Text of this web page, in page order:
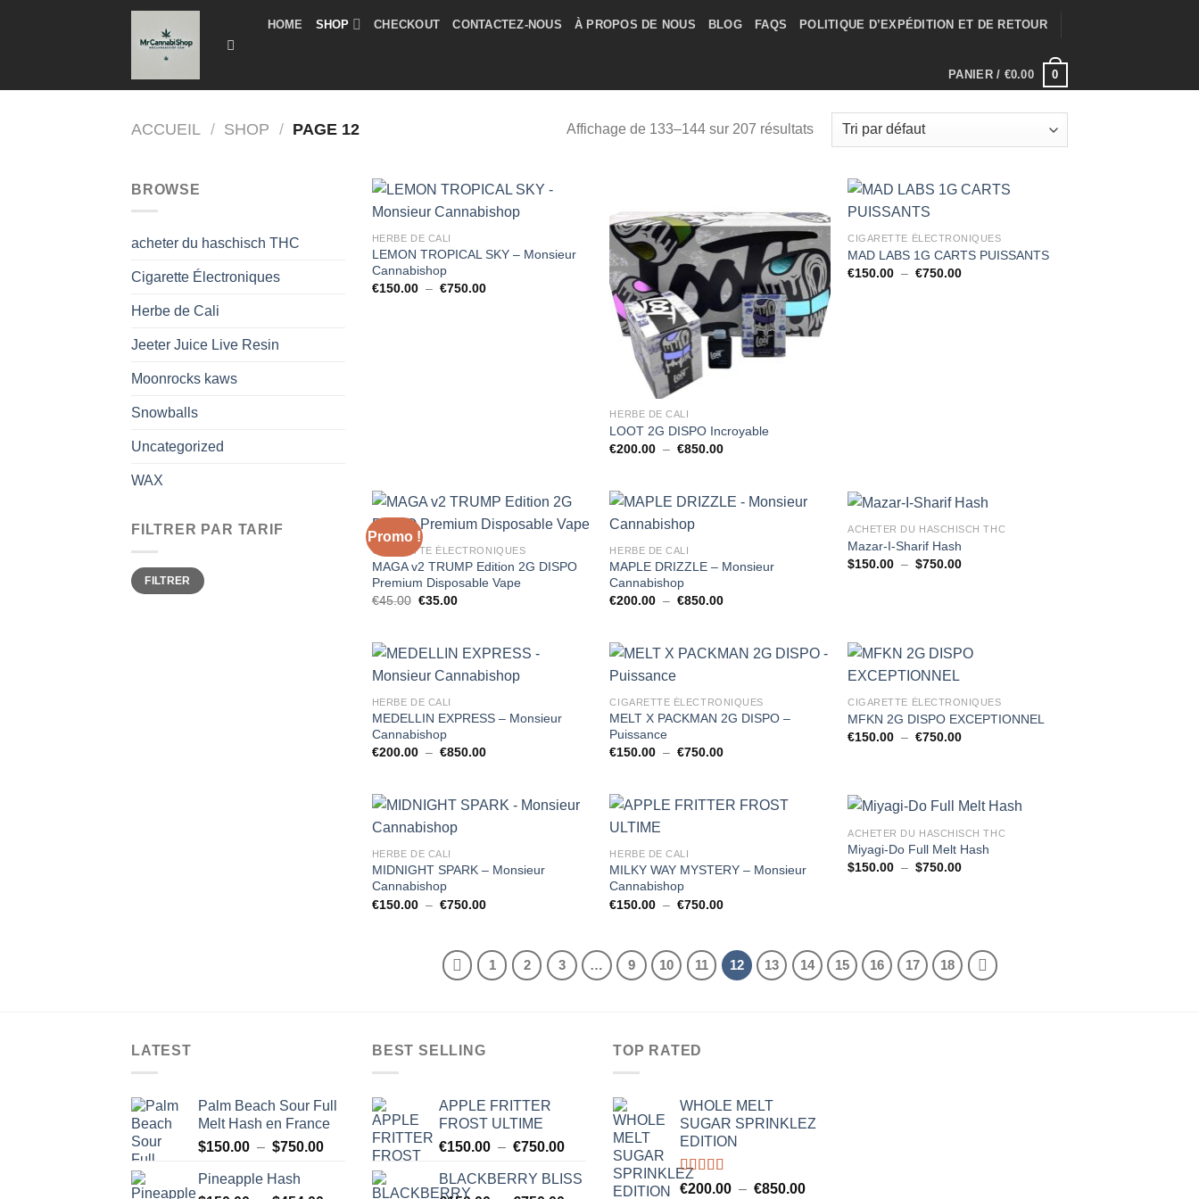
HOME SHOP CHECKOUT CONTACTEZ-NOUS À PROPOS DE NOUS BLOG FAQS POLITIQUE D’EXPÉDITION ET DE RETOUR
PANIER / €0.00 0
ACCUEIL / SHOP / PAGE 12 Affichage de 133–144 sur 207 résultats
BROWSE
acheter du haschisch THC
Cigarette Électroniques
Herbe de Cali
Jeeter Juice Live Resin
Moonrocks kaws
Snowballs
Uncategorized
WAX
FILTRER PAR TARIF
Prix
min
Prix
maxFILTRER
HERBE DE CALI
LEMON TROPICAL SKY – Monsieur
Cannabishop
€150.00 – €750.00Plage
HERBE DE CALI
LOOT 2G DISPO Incroyable
€200.00 – €850.00Plage
à
€850.00
CIGARETTE ÉLECTRONIQUES
MAD LABS 1G CARTS PUISSANTS
€150.00 – €750.00Plage
Promo !
CIGARETTE ÉLECTRONIQUES
MAGA v2 TRUMP Edition 2G DISPO
Premium Disposable Vape
€45.00 Le
€45.00.
€35.00Le
€35.00.
HERBE DE CALI
MAPLE DRIZZLE – Monsieur
Cannabishop
€200.00 – €850.00Plage
à
€850.00
ACHETER DU HASCHISCH THC
Mazar-I-Sharif Hash
$150.00 – $750.00Plage
HERBE DE CALI
MEDELLIN EXPRESS – Monsieur
Cannabishop
€200.00 – €850.00Plage
à
€850.00
CIGARETTE ÉLECTRONIQUES
MELT X PACKMAN 2G DISPO –
Puissance
€150.00 – €750.00Plage
à
€750.00
CIGARETTE ÉLECTRONIQUES
MFKN 2G DISPO EXCEPTIONNEL
€150.00 – €750.00Plage
€750.00
HERBE DE CALI
MIDNIGHT SPARK – Monsieur
Cannabishop
€150.00 – €750.00Plage
à
€750.00
HERBE DE CALI
MILKY WAY MYSTERY – Monsieur
Cannabishop
€150.00 – €750.00Plage
à
€750.00
ACHETER DU HASCHISCH THC
Miyagi-Do Full Melt Hash
$150.00 – $750.00Plage
1 2 3 … 9 10 11 12 13 14 15 16 17 18
LATEST
Palm Beach Sour Full
Melt Hash en France
$150.00 – $750.00Plage
Pineapple Hash
BEST SELLING
APPLE FRITTER
FROST ULTIME
€150.00 – €750.00Plage
prix :
BLACKBERRY BLISS
TOP RATED
WHOLE MELT
SUGAR SPRINKLEZ
EDITION
Note5.00
€200.00 – €850.00Plage